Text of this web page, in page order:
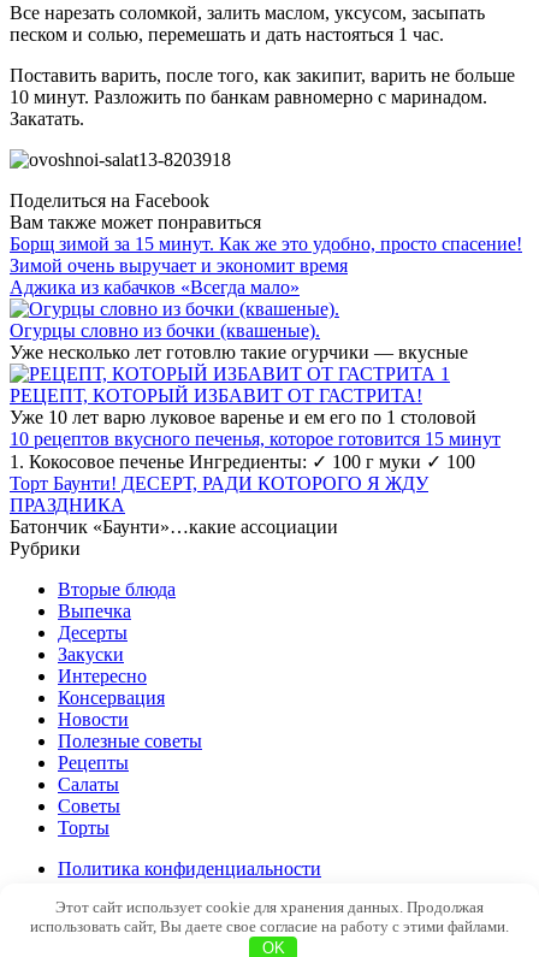
Все нарезать соломкой, залить маслом, уксусом, засыпать
песком и солью, перемешать и дать настояться 1 час.
Поставить варить, после того, как закипит, варить не больше
10 минут. Разложить по банкам равномерно с маринадом.
Закатать.
Поделиться на Facebook
Вам также может понравиться
Борщ зимой за 15 минут. Как же это удобно, просто спасение!
Зимой очень выручает и экономит время
Аджика из кабачков «Всегда мало»
Огурцы словно из бочки (квашеные).
Уже несколько лет готовлю такие огурчики — вкусные
РЕЦЕПТ, КОТОРЫЙ ИЗБАВИТ ОТ ГАСТРИТА!
Уже 10 лет варю луковое варенье и ем его по 1 столовой
10 рецептов вкусного печенья, которое готовится 15 минут
1. Кокосовое печенье Ингредиенты: ✓ 100 г муки ✓ 100
Торт Баунти! ДЕСЕРТ, РАДИ КОТОРОГО Я ЖДУ
ПРАЗДНИКА
Батончик «Баунти»…какие ассоциации
Рубрики
Вторые блюда
Выпечка
Десерты
Закуски
Интересно
Консервация
Новости
Полезные советы
Рецепты
Салаты
Советы
Торты
Политика конфиденциальности
© 2026 pro100soveti.ru
Этот сайт использует cookie для хранения данных. Продолжая
использовать сайт, Вы даете свое согласие на работу с этими файлами.
OK